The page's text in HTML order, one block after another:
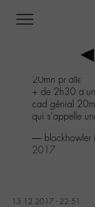
menu
Aller
au
contenu
Aller
20mn pr aller
+ de 2h30 d'un
cad génial
qui s'appelle
— blockhowler
2017
13.12.2017 - 22:51